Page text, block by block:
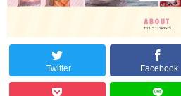
Twitter Facebook